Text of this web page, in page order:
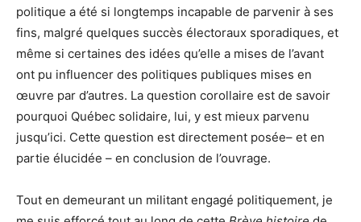
politique a été si longtemps incapable de parvenir à ses
fins, malgré quelques succès électoraux sporadiques, et
même si certaines des idées qu’elle a mises de l’avant
ont pu influencer des politiques publiques mises en
œuvre par d’autres. La question corollaire est de savoir
pourquoi Québec solidaire, lui, y est mieux parvenu
jusqu’ici. Cette question est directement posée– et en
partie élucidée – en conclusion de l’ouvrage.
Tout en demeurant un militant engagé politiquement, je